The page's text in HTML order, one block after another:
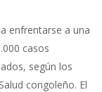
enfrentarse a una
casos
según los
congoleño. El